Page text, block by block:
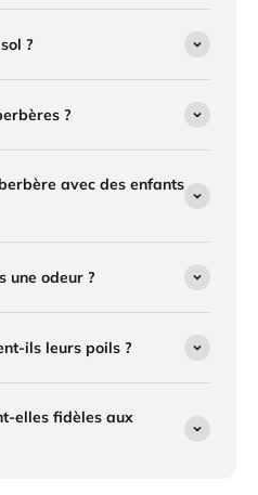
?
?
avec des enfants
une odeur ?
ils leurs poils ?
elles fidèles aux